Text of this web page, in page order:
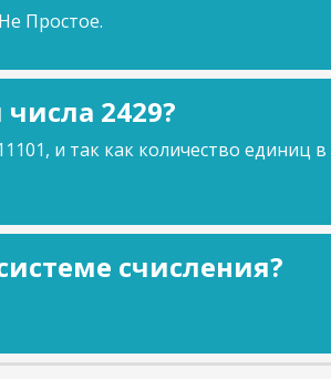
Простое.
2429?
и так как количество единиц в
счисления?